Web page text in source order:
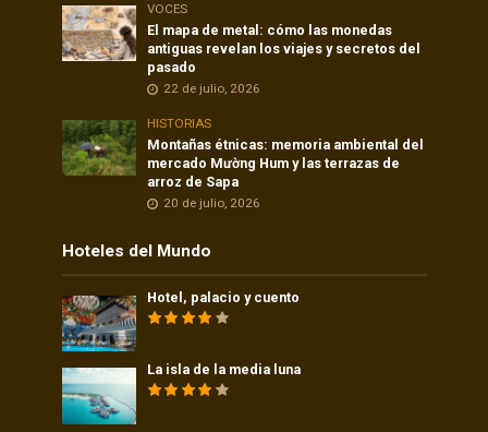
VOCES
El mapa de metal: cómo las monedas
antiguas revelan los viajes y secretos del
pasado
22 de julio, 2026
HISTORIAS
Montañas étnicas: memoria ambiental del
mercado Mường Hum y las terrazas de
arroz de Sapa
20 de julio, 2026
Hoteles del Mundo
Hotel, palacio y cuento
La isla de la media luna